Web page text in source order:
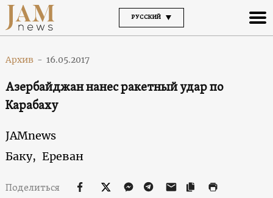
РУССКИЙ
Архив - 16.05.2017
Азербайджан нанес ракетный удар по
Карабаху
JAMnews
Баку, Ереван
Поделиться